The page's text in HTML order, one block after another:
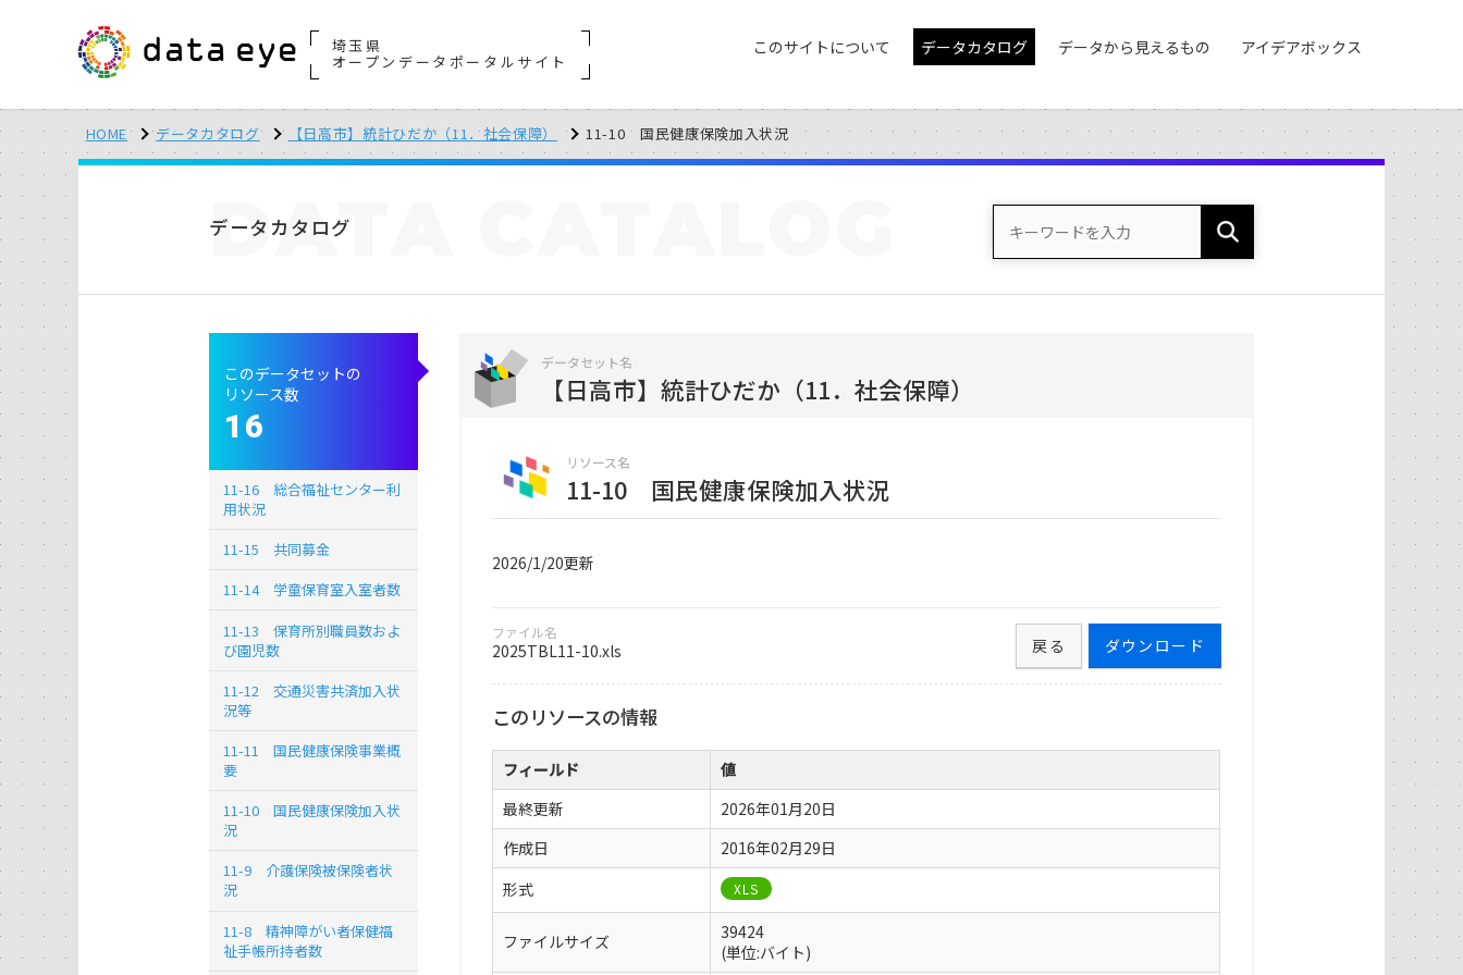
埼玉県
オープンデータポータルサイト
このサイトについて データカタログ データから見えるもの アイデアボックス
HOME データカタログ 【日高市】統計ひだか（11．社会保障） 11-10 国民健康保険加入状況
データカタログ
DATA
データセット名
【日高市】統計ひだか（11．社会保障）
リソース名
11-10 国民健康保険加入状況
2026/1/20更新
ファイル名
2025TBL11-10.xls ダウンロード
戻る
このリソースの情報
フィールド
値
最終更新
2026年01月20日
作成日
2016年02月29日
形式
XLS
ファイルサイズ
39424
(単位:バイト)
このデータセットの
リソース数
16
11-16 総合福祉センター利
用状況
11-15 共同募金
11-14 学童保育室入室者数
11-13 保育所別職員数およ
び園児数
11-12 交通災害共済加入状
況等
11-11 国民健康保険事業概
要
11-10 国民健康保険加入状
況
11-9 介護保険被保険者状
況
11-8 精神障がい者保健福
祉手帳所持者数